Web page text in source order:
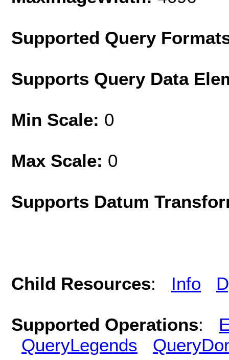
Supported Query
Supports Query Data
Min Scale: 0
Max Scale: 0
Supports Datum
Child Resources: Info
Supported Operations:
QueryLegends